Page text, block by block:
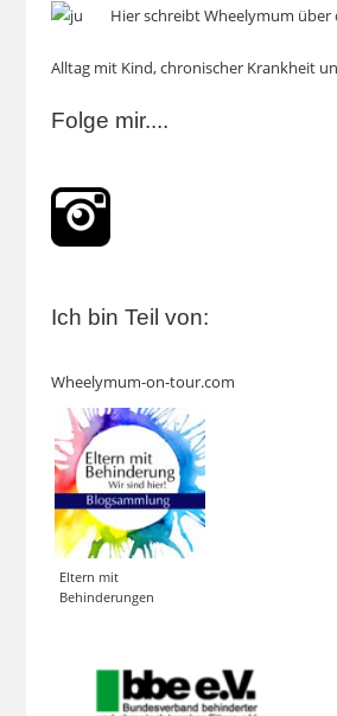
Hier schreibt Wheelymum über
Alltag mit Kind, chronischer Krankheit
Folge mir....
Ich bin Teil von:
Wheelymum-on-tour.com
Eltern mit
Behinderungen